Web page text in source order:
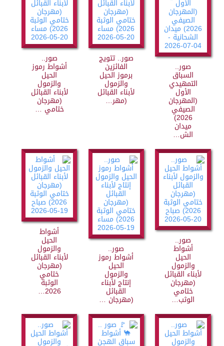
صور..
السباق
التمهيدي
الأول
(المهرجان
الصيفي
2026)
ميدان
الش…
صور.. تتويج
الفائزين
برموز الحيل
والزمول
لأبناء القبائل
(مهر…
صور..
أشواط رموز
الحيل
والزمول
لأبناء القبائل
(مهرجان
ختامي …
صور..
أشواط
الحيل
والزمول
لأبناء القبائل
(مهرجان
ختامي
الوثب…
صور..
أشواط رموز
الحيل
والزمول
إنتاج لأبناء
القبائل
(مهرجان …
أشواط
الحيل
والزمول
لأبناء القبائل
(مهرجان
ختامي
الوثبة
2026…